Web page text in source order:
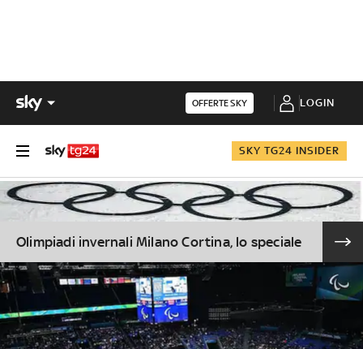
OFFERTE SKY LOGIN
SKY TG24 INSIDER
Olimpiadi invernali Milano Cortina, lo speciale